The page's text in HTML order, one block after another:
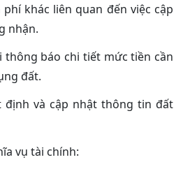
liên quan đến việc cập
nhận.
thông báo chi tiết mức tiền cần
đất.
định và cập nhật thông tin đất
vụ tài chính: